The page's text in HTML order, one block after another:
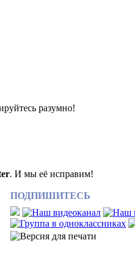
разумно!
. И мы её исправим!
ПОДПИШИТЕСЬ